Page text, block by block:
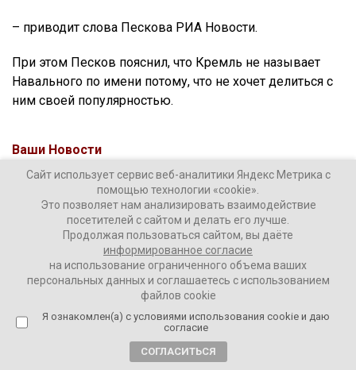
– приводит слова Пескова РИА Новости.
При этом Песков пояснил, что Кремль не называет
Навального по имени потому, что не хочет делиться с
ним своей популярностью.
Ваши Новости
18 октября 2021
ПОДЕЛИТЬСЯ
ТЕГИ: Алексей Навальный Дмитрий Песков
Сайт использует сервис веб-аналитики Яндекс Метрика с
помощью технологии «cookie».
Это позволяет нам анализировать взаимодействие
посетителей с сайтом и делать его лучше.
Продолжая пользоваться сайтом, вы даёте
информированное согласие
на использование ограниченного объема ваших
персональных данных и соглашаетесь с использованием
файлов cookie
Я ознакомлен(а) с условиями использования cookie и даю
согласие
СОГЛАСИТЬСЯ